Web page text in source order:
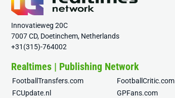
Innovatieweg 20C
7007 CD, Doetinchem, Netherlands
+31(315)-764002
Realtimes | Publishing Network
FootballTransfers.com
FootballCritic.com
FCUpdate.nl
GPFans.com